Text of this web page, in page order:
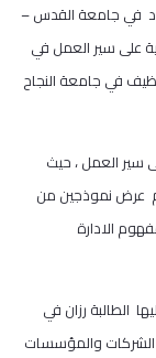
في جامعة القدس –
على سير العمل في
في جامعة النجاح
سير العمل ، حيث
عرض نموذجين من
الادارة
الطالبة رزان في
الشركات والمؤسسات